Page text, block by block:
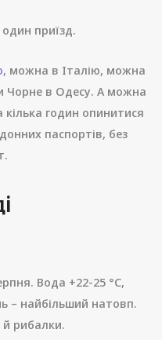
приїзд.
, можна в Італію, можна
Чорне в Одесу. А можна
кілька годин опинитися
паспортів, без
Вода +22-25 °C,
– найбільший натовп.
й рибалки.